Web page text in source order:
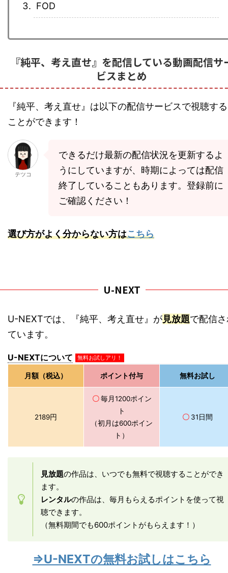
FOD
『純平、考え直せ』を配信している動画配信サ
ビスまとめ
『純平、考え直せ』は以下の配信サービスで視聴する
ことができます！
テツコ
できるだけ最新の配信状況を更新するよ
うにしていますが、時期によっては配信
終了していることもあります。登録前に
ご確認ください！
選び方がよく分からない方はこちら
U-NEXT
U-NEXTでは、『純平、考え直せ』が見放題で配信
ています。
U-NEXTについて 無料お試しアリ！
月額（税込） ポイント付与 無料お試し
2189円
〇毎月1200ポイン
ト
（初月は600ポイン
ト）
〇 31日間
見放題の作品は、いつでも無料で視聴することができ
ます。
レンタルの作品は、毎月もらえるポイントを使って視
聴できます。
（無料期間でも600ポイントがもらえます！）
⇒U-NEXTの無料お試しはこちら